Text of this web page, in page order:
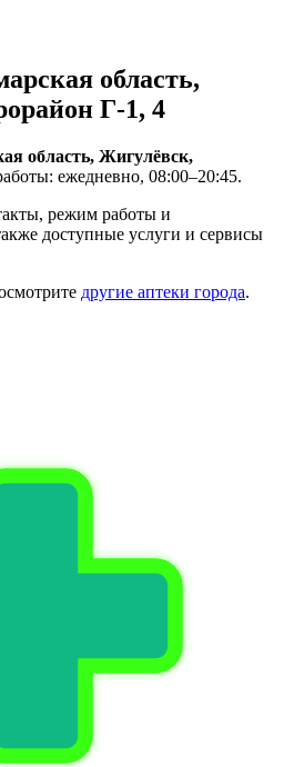
область,
Г-1, 4
область, Жигулёвск,
ежедневно, 08:00–20:45.
режим работы и
доступные услуги и сервисы
другие аптеки города.